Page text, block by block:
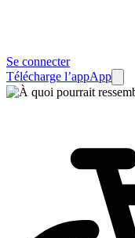
Se connecter
Télécharge l’appApp